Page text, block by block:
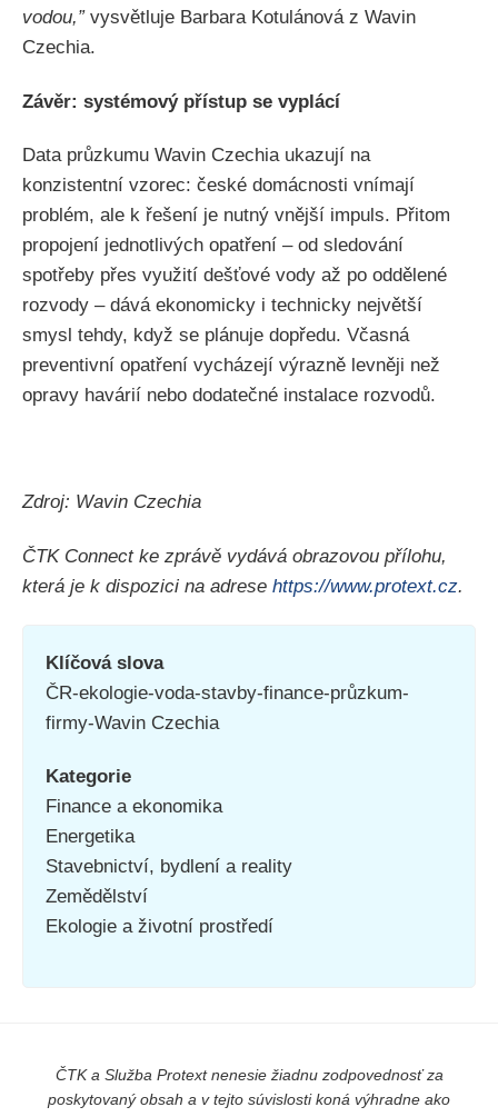
vodou,” vysvětluje Barbara Kotulánová z Wavin
Czechia.
Závěr: systémový přístup se vyplácí
Data průzkumu Wavin Czechia ukazují na
konzistentní vzorec: české domácnosti vnímají
problém, ale k řešení je nutný vnější impuls. Přitom
propojení jednotlivých opatření – od sledování
spotřeby přes využití dešťové vody až po oddělené
rozvody – dává ekonomicky i technicky největší
smysl tehdy, když se plánuje dopředu. Včasná
preventivní opatření vycházejí výrazně levněji než
opravy havárií nebo dodatečné instalace rozvodů.
Zdroj: Wavin Czechia
ČTK Connect ke zprávě vydává obrazovou přílohu,
která je k dispozici na adrese https://www.protext.cz.
Klíčová slova
ČR-ekologie-voda-stavby-finance-průzkum-
firmy-Wavin Czechia
Kategorie
Finance a ekonomika
Energetika
Stavebnictví, bydlení a reality
Zemědělství
Ekologie a životní prostředí
ČTK a Služba Protext nenesie žiadnu zodpovednosť za
poskytovaný obsah a v tejto súvislosti koná výhradne ako